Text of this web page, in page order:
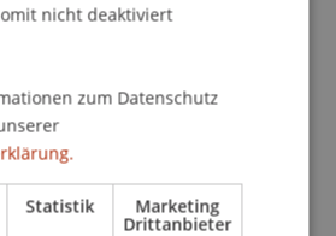
Campus Innovation
überzeugte die Jury mit
komplexer
Treppchen mit dabei: die
KnowSpark.
nicht deaktiviert
zum Datenschutz
Statistik Marketing
Drittanbieter